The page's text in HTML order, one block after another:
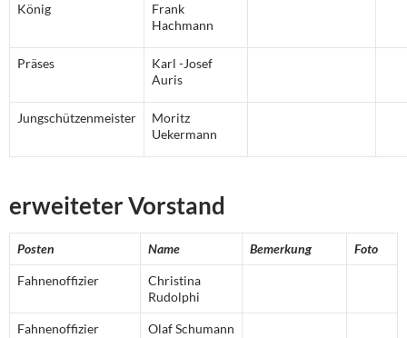
König
Frank
Hachmann
Präses
Karl -Josef
Auris
Jungschützenmeister
Moritz
Uekermann
erweiteter Vorstand
Posten Name Bemerkung Foto
Fahnenoffizier
Christina
Rudolphi
Fahnenoffizier Olaf Schumann